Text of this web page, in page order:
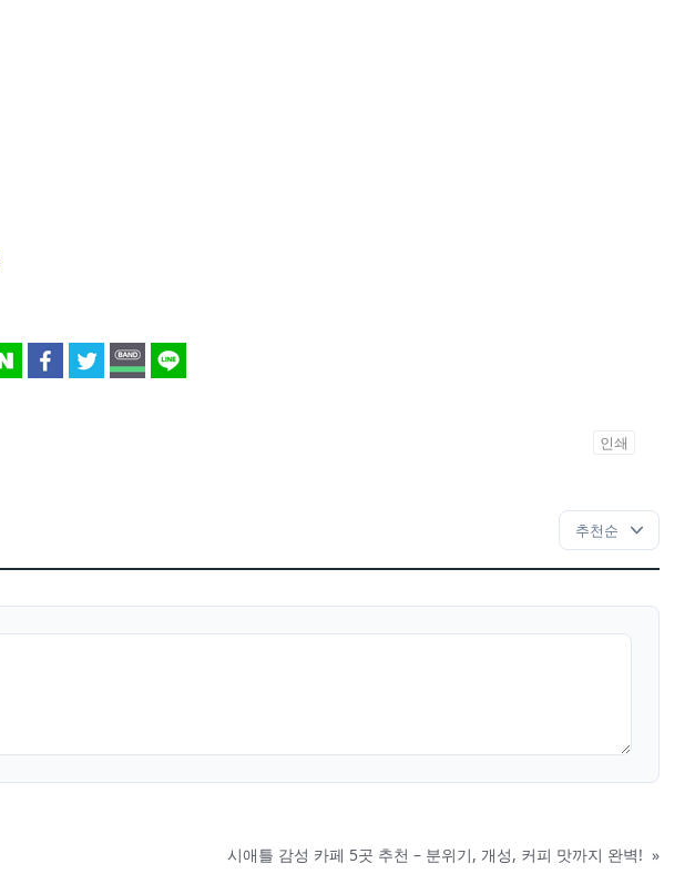
인쇄
시애틀 감성 카페 5곳 추천 – 분위기, 개성, 커피 맛까지 완벽! »